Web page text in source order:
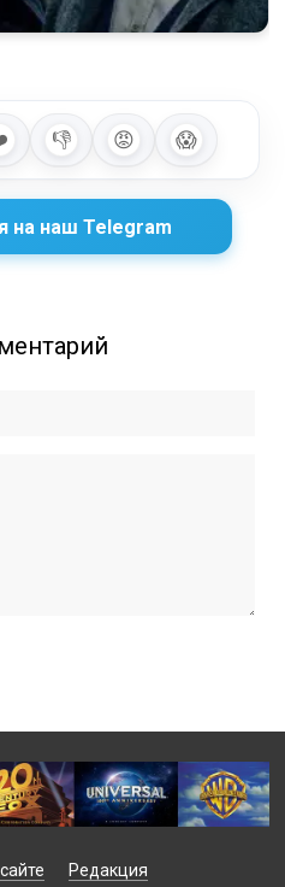
👎 😡 😱
на наш Telegram
Редакция